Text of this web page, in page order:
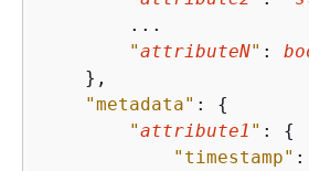
        ...
"attributeN" :
    },
"metadata" : {
"attribute1 " : {
"timestamp" :